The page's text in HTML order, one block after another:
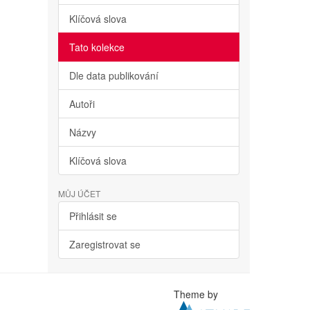
Klíčová slova
Tato kolekce
Dle data publikování
Autoři
Názvy
Klíčová slova
MŮJ ÚČET
Přihlásit se
Zaregistrovat se
Theme by